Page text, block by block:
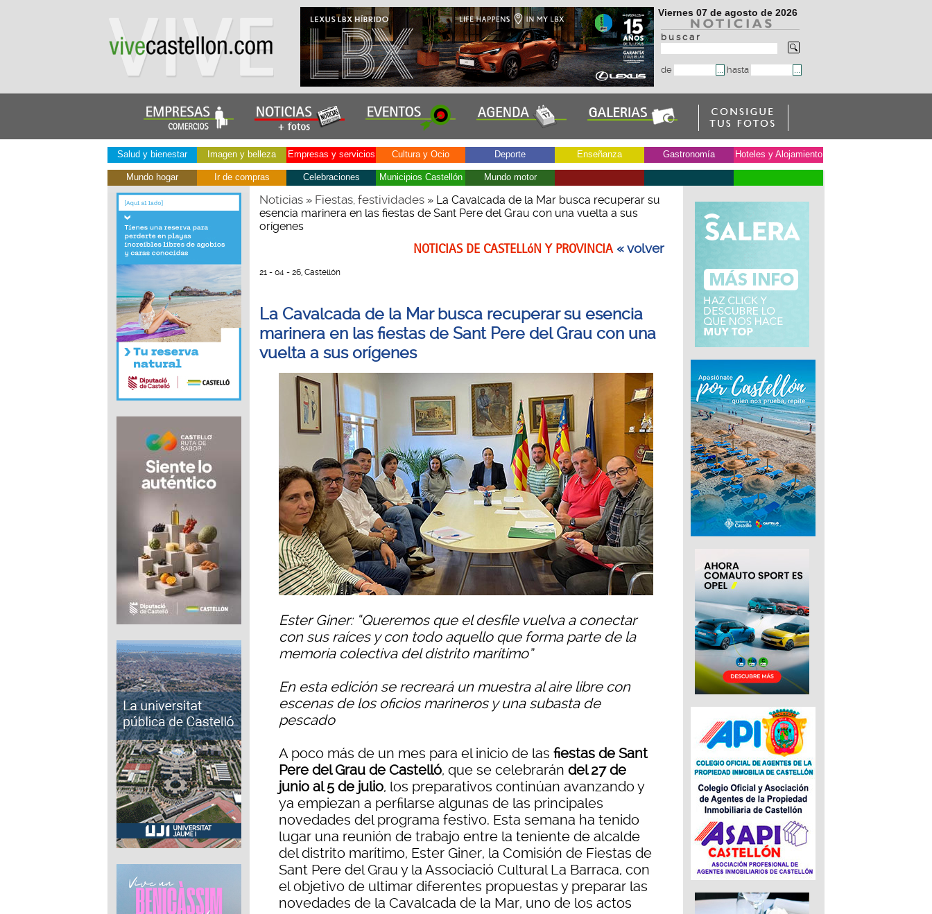
Viernes 07 de agosto de 2026
b u s c a r
de hasta
Salud y bienestar Imagen y belleza Empresas y servicios Cultura y Ocio Deporte Enseñanza Gastronomía Hoteles y Alojamiento
Mundo hogar Ir de compras Celebraciones Municipios Castellón Mundo motor
Noticias» Fiestas, festividades» La Cavalcada de la Mar busca recuperar su
esencia marinera en las fiestas de Sant Pere del Grau con una vuelta a sus
orígenes
NOTICIAS DE CASTELLóN Y PROVINCIA« volver
21 - 04 - 26, Castellón
La Cavalcada de la Mar busca recuperar su esencia
marinera en las fiestas de Sant Pere del Grau con una
vuelta a sus orígenes
Ester Giner: “Queremos que el desfile vuelva a conectar
con sus raíces y con todo aquello que forma parte de la
memoria colectiva del distrito marítimo”
En esta edición se recreará un muestra al aire libre con
escenas de los oficios marineros y una subasta de
pescado
A poco más de un mes para el inicio de las fiestas de Sant
Pere del Grau de Castelló, que se celebrarán del 27 de
junio al 5 de julio, los preparativos continúan avanzando y
ya empiezan a perfilarse algunas de las principales
novedades del programa festivo. Esta semana ha tenido
lugar una reunión de trabajo entre la teniente de alcalde
del distrito marítimo, Ester Giner, la Comisión de Fiestas de
Sant Pere del Grau y la Associació Cultural La Barraca, con
el objetivo de ultimar diferentes propuestas y preparar las
novedades de la Cavalcada de la Mar, uno de los actos